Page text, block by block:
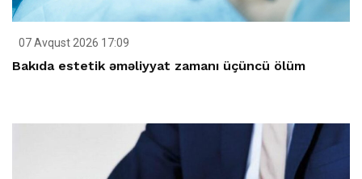
07 Avqust 2026 17:09
Bakıda estetik əməliyyat zamanı üçüncü ölüm